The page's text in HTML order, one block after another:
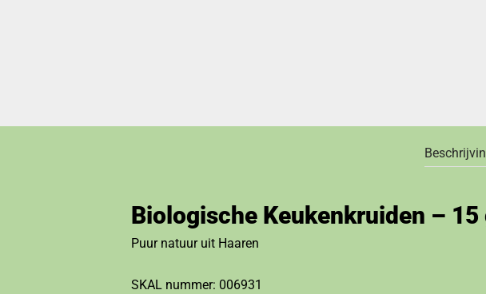
Biologische Keukenkruiden – 15
Puur natuur uit Haaren
SKAL nummer: 006931